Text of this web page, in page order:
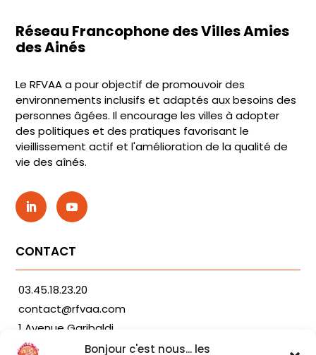
Bonjour c'est nous... les
Réseau Francophone des Villes Amies
des Ainés
Le RFVAA a pour objectif de promouvoir des
environnements inclusifs et adaptés aux besoins des
personnes âgées. Il encourage les villes à adopter
des politiques et des pratiques favorisant le
vieillissement actif et l'amélioration de la qualité de
vie des aînés.
CONTACT
03.45.18.23.20
contact@rfvaa.com
1 Avenue Garibaldi
21000 Dijon